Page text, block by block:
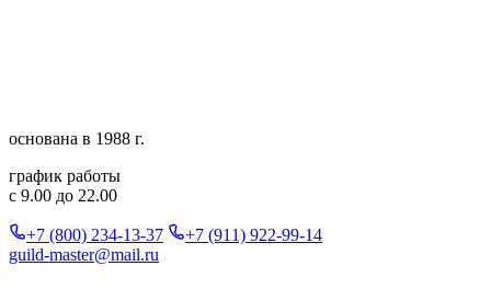
основана в 1988 г.
график работы
с 9.00 до 22.00
+7 (800) 234-13-37
+7 (911) 922-99-14
guild-master@mail.ru